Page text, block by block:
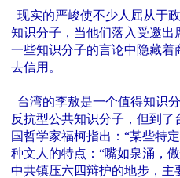
现实的严峻使不少人屈从于
知识分子，当他们落入受邀
一些知识分子的言论中隐藏
去信用。
台湾的李敖是一个值得知识
反抗型公共知识分子，但到
国哲学家福柯指出：“某些特
种文人的特点：“嘴如泉涌，
中共镇压六四辩护的地步，